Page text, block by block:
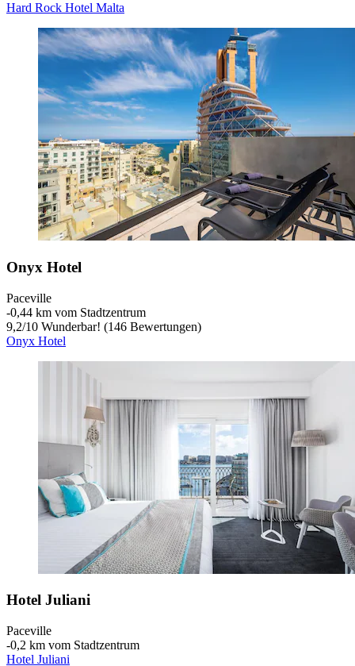
Hard Rock Hotel Malta
Onyx Hotel
Paceville
‐0,44 km vom Stadtzentrum
9,2/10 Wunderbar! (146 Bewertungen)
Onyx Hotel
Hotel Juliani
Paceville
‐0,2 km vom Stadtzentrum
Hotel Juliani